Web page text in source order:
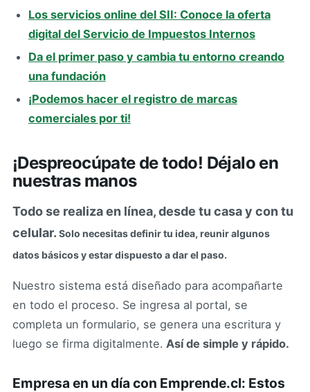
Los servicios online del SII: Conoce la oferta
digital del Servicio de Impuestos Internos
Da el primer paso y cambia tu entorno creando
una fundación
¡Podemos hacer el registro de marcas
comerciales por ti!
¡Despreocúpate de todo! Déjalo en
nuestras manos
Todo se realiza en línea, desde tu casa y con tu
celular. Solo necesitas definir tu idea, reunir algunos
datos básicos y estar dispuesto a dar el paso.
Nuestro sistema está diseñado para acompañarte
en todo el proceso. Se ingresa al portal, se
completa un formulario, se genera una escritura y
luego se firma digitalmente. Así de simple y rápido.
Empresa en un día con Emprende.cl: Estos